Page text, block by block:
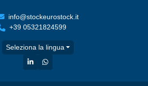
info@stockeurostock.it
+39 05321824599
Seleziona la lingua
linkedinwhatsapp